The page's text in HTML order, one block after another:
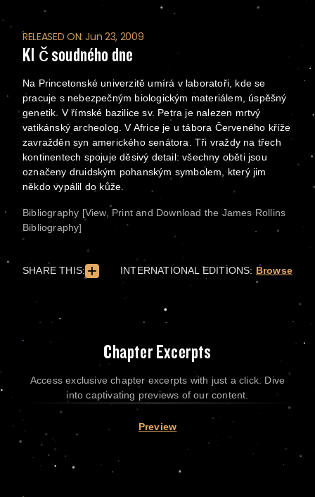
RELEASED ON: Jun 23, 2009
Klíč soudného dne
Na Princetonské univerzitě umírá v laboratoři, kde se
pracuje s nebezpečným biologickým materiálem, úspěšný
genetik. V římské bazilice sv. Petra je nalezen mrtvý
vatikánský archeolog. V Africe je u tábora Červeného kříže
zavražděn syn amerického senátora. Tři vraždy na třech
kontinentech spojuje děsivý detail: všechny oběti jsou
označeny druidským pohanským symbolem, který jim
někdo vypálil do kůže.
Bibliography [View, Print and Download the James Rollins
Bibliography]
SHARE THIS: INTERNATIONAL EDITIONS: Browse
Chapter Excerpts
Access exclusive chapter excerpts with just a click. Dive
into captivating previews of our content.
Preview